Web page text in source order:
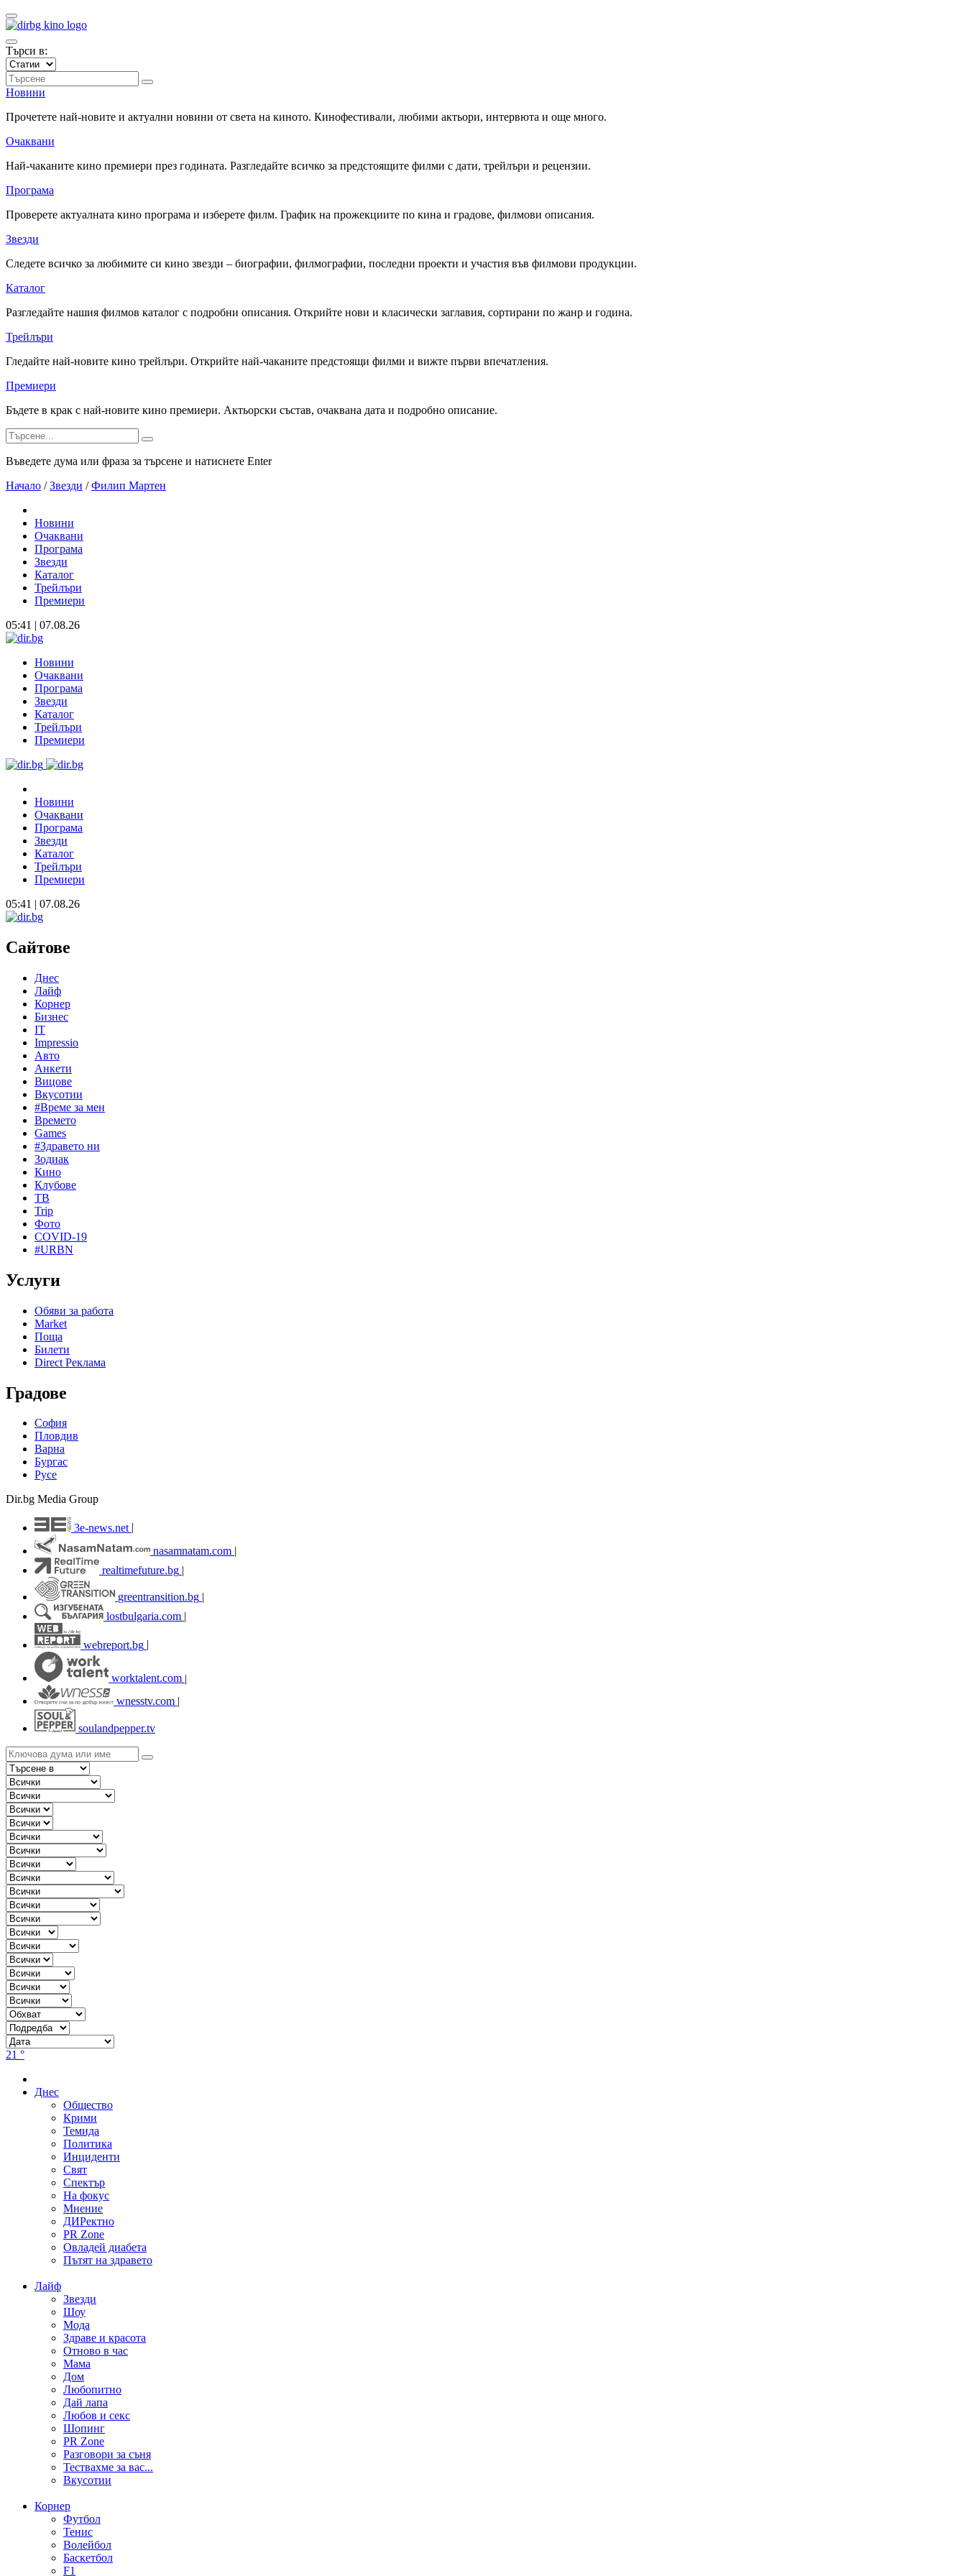
Търси в:
Новини
Прочетете най-новите и актуални новини от света на киното. Кинофестивали, любими актьори, интервюта и още много.
Очаквани
Най-чаканите кино премиери през годината. Разгледайте всичко за предстоящите филми с дати, трейлъри и рецензии.
Програма
Проверете актуалната кино програма и изберете филм. График на прожекциите по кина и градове, филмови описания.
Звезди
Следете всичко за любимите си кино звезди – биографии, филмографии, последни проекти и участия във филмови продукции.
Каталог
Разгледайте нашия филмов каталог с подробни описания. Открийте нови и класически заглавия, сортирани по жанр и година.
Трейлъри
Гледайте най-новите кино трейлъри. Открийте най-чаканите предстоящи филми и вижте първи впечатления.
Премиери
Бъдете в крак с най-новите кино премиери. Актьорски състав, очаквана дата и подробно описание.
Въведете дума или фраза за търсене и натиснете Enter
Начало / Звезди / Филип Мартен
Новини
Очаквани
Програма
Звезди
Каталог
Трейлъри
Премиери
05:41 | 07.08.26
Новини
Очаквани
Програма
Звезди
Каталог
Трейлъри
Премиери
Новини
Очаквани
Програма
Звезди
Каталог
Трейлъри
Премиери
05:41 | 07.08.26
Сайтове
Днес
Лайф
Корнер
Бизнес
IT
Impressio
Авто
Анкети
Вицове
Вкусотии
#Време за мен
Времето
Games
#Здравето ни
Зодиак
Кино
Клубове
ТВ
Trip
Фото
COVID-19
#URBN
Услуги
Обяви за работа
Market
Поща
Билети
Direct Реклама
Градове
София
Пловдив
Варна
Бургас
Русе
Dir.bg Media Group
3e-news.net
nasamnatam.com |
realtimefuture.bg |
greentransition.bg |
lostbulgaria.com |
webreport.bg
worktalent.com |
wnesstv.com |
soulandpepper.tv
21 °
Днес
Общество
Крими
Темида
Политика
Инциденти
Свят
Спектър
На фокус
Мнение
ДИРектно
PR Zone
Овладей диабета
Пътят на здравето
Лайф
Звезди
Шоу
Мода
Здраве и красота
Отново в час
Мама
Дом
Любопитно
Дай лапа
Любов и секс
Шопинг
PR Zone
Разговори за съня
Тествахме за вас...
Вкусотии
Корнер
Футбол
Тенис
Волейбол
Баскетбол
F1